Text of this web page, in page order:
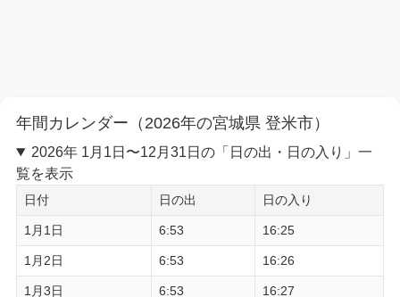
年間カレンダー（2026年の宮城県 登米市）
2026年 1月1日〜12月31日の「日の出・日の入り」一
覧を表示
日付 日の出 日の入り
1月1日 6:53 16:25
1月2日 6:53 16:26
1月3日 6:53 16:27